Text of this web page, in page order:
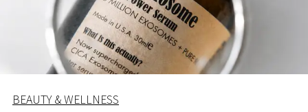
BEAUTY & WELLNESS